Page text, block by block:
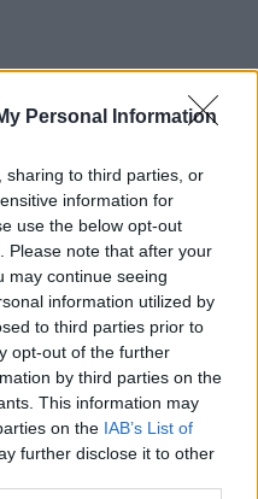
Personal Information
sharing to third parties, or
information for
use the below opt-out
Please note that after your
may continue seeing
information utilized by
to third parties prior to
opt-out of the further
by third parties on the
This information may
on the IAB’s List of
further disclose it to other